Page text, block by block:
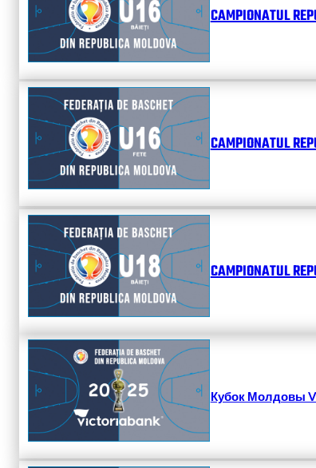
CAMPIONATUL
CAMPIONATUL
CAMPIONATUL
Кубок Молдовы